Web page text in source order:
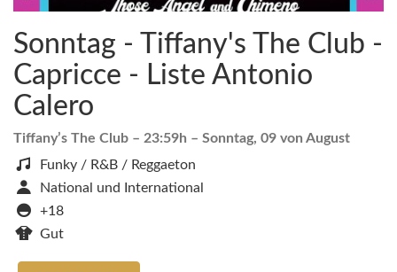
Sonntag - Tiffany's The Club -
Capricce - Liste Antonio
Calero
Tiffany’s The Club – 23:59h – Sonntag, 09 von August
Funky / R&B / Reggaeton
National und International
+18
Gut